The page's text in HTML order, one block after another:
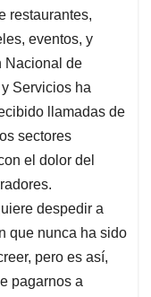
restaurantes,
eventos, y
Nacional de
Servicios ha
llamadas de
sectores
el dolor del
despedir a
que nunca ha sido
pero es así,
pagarnos a